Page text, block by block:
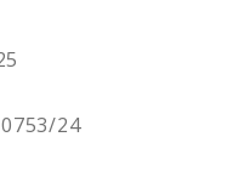
24